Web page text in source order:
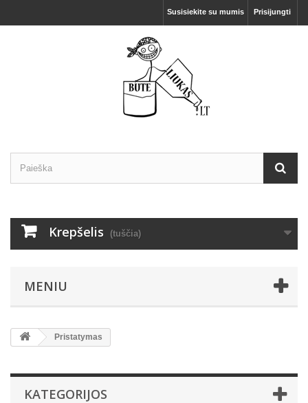
Prisijungti
Susisiekite su mumis
Krepšelis (tuščia)
MENIU
Pristatymas
KATEGORIJOS